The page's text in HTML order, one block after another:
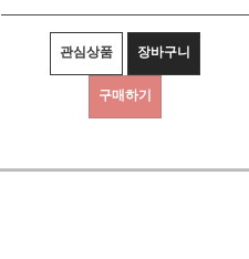
관심상품
장바구니
구매하기